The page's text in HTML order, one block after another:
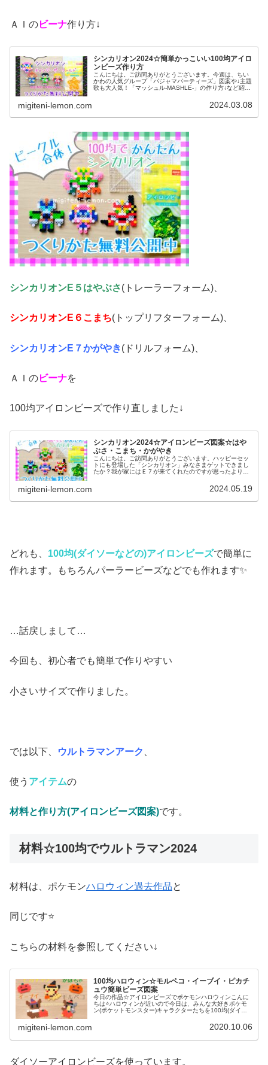
ＡＩのビーナ作り方↓
シンカリオン2024☆簡単かっこいい100均アイロ
ンビーズ作り方
こんにちは。ご訪問ありがとうございます。今週は、ちい
かわの人気グループ「パジャマパーティーズ」図案や↓主題
歌も大人気！「マッシュル-MASHLE-」の作り方↓など紹介
migiteni-lemon.com 2024.03.08
シンカリオンE５はやぶさ(トレーラーフォーム)、
シンカリオンE６こまち(トップリフターフォーム)、
シンカリオンE７かがやき(ドリルフォーム)、
ＡＩのビーナを
100均アイロンビーズで作り直しました↓
シンカリオン2024☆アイロンビーズ図案☆はや
ぶさ・こまち・かがやき
こんにちは。ご訪問ありがとうございます。ハッピーセッ
トにも登場した「シンカリオン」みなさまゲットできまし
たか？我が家にはＥ７が来てくれたのですが思ったよりド
migiteni-lemon.com 2024.05.19
どれも、 100均(ダイソーなどの)アイ ロンビーズで簡単に
作れます。もちろんパーラービーズなどでも作れます✨
…話戻しまして…
今回も、初心者でも簡単で作りやすい
小さいサイズで作りました。
では以下、 ウルトラマンアーク
使う アイテムの
材料と作り方(アイロンビーズ図案)です。
材料☆100均でウルトラマン2024
材料は、ポケモンハロウィン過去作品と
同じです⭐
こちらの材料を参照してください↓
100均ハロウィン☆モルペコ・イーブイ・ピカチ
ュウ簡単ビーズ図案
今日の作品☆アイロンビーズでポケモンハロウィンこんに
ちは⭐ハロウィンが近いので今日は、みんな大好きポケモ
ン(ポケットモンスター)キャラクターたちを100均(ダイソ
migiteni-lemon.com 2020.10.06
ダイソーアイロンビーズを使っています。